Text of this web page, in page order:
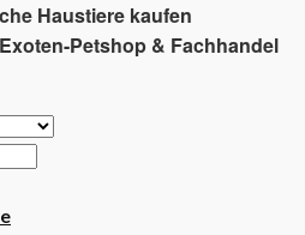
Haustiere kaufen
Petshop & Fachhandel